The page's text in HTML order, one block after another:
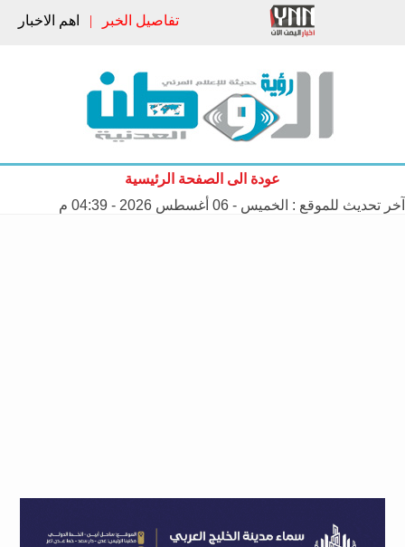
تفاصيل الخبر | اهم الاخبار